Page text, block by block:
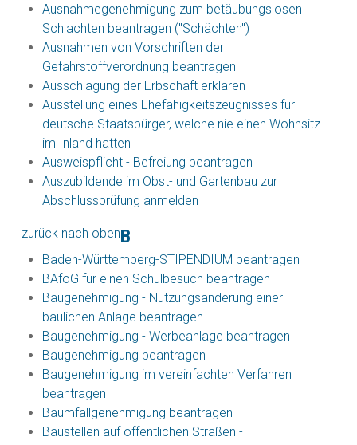
Ausnahmegenehmigung zum betäubungslosen
Schlachten beantragen ("Schächten")
Ausnahmen von Vorschriften der
Gefahrstoffverordnung beantragen
Ausschlagung der Erbschaft erklären
Ausstellung eines Ehefähigkeitszeugnisses für
deutsche Staatsbürger, welche nie einen Wohnsitz
im Inland hatten
Ausweispflicht - Befreiung beantragen
Auszubildende im Obst- und Gartenbau zur
Abschlussprüfung anmelden
zurück nach obenB
Baden-Württemberg-STIPENDIUM beantragen
BAföG für einen Schulbesuch beantragen
Baugenehmigung - Nutzungsänderung einer
baulichen Anlage beantragen
Baugenehmigung - Werbeanlage beantragen
Baugenehmigung beantragen
Baugenehmigung im vereinfachten Verfahren
beantragen
Baumfällgenehmigung beantragen
Baustellen auf öffentlichen Straßen -